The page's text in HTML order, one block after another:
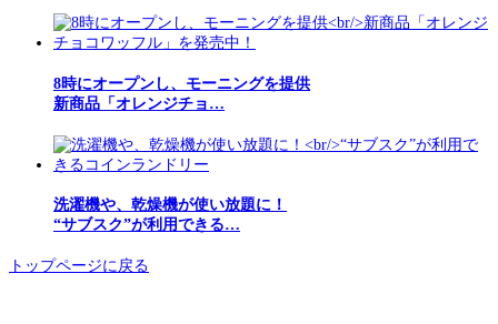
8時にオープンし、モーニングを提供
新商品「オレンジチョ…
洗濯機や、乾燥機が使い放題に！
“サブスク”が利用できる…
トップページに戻る